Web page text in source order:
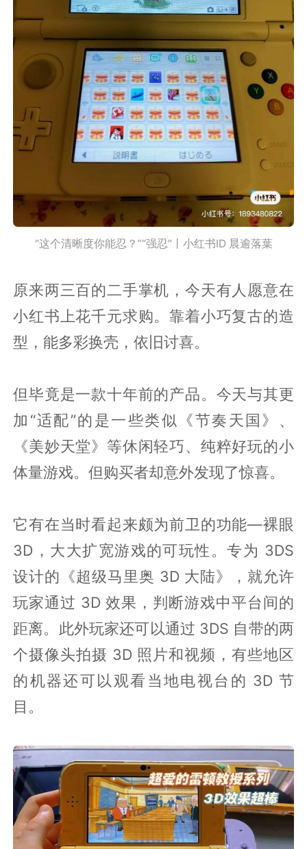
“这个清晰度你能忍？”“强忍”丨小红书ID 晨逾落葉
原来两三百的二手掌机，今天有人愿意在
小红书上花千元求购。靠着小巧复古的造
型，能多彩换壳，依旧讨喜。
但毕竟是一款十年前的产品。今天与其更
加“适配”的是一些类似《节奏天国》、
《美妙天堂》等休闲轻巧、纯粹好玩的小
体量游戏。但购买者却意外发现了惊喜。
它有在当时看起来颇为前卫的功能—裸眼
3D，大大扩宽游戏的可玩性。专为 3DS
设计的《超级马里奥 3D 大陆》，就允许
玩家通过 3D 效果，判断游戏中平台间的
距离。此外玩家还可以通过 3DS 自带的两
个摄像头拍摄 3D 照片和视频，有些地区
的机器还可以观看当地电视台的 3D 节
目。